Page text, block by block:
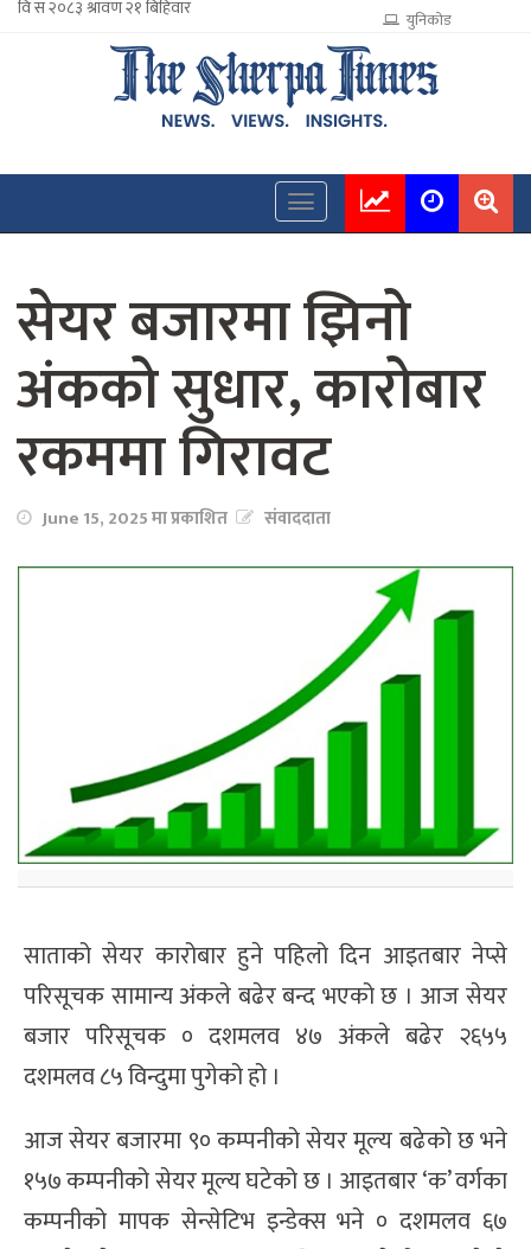
युनिकोड
सेयर बजारमा झिनो
अंकको सुधार, कारोबार
रकममा गिरावट
June 15, 2025 मा प्रकाशित संवाददाता
साताको सेयर कारोबार हुने पहिलो दिन आइतबार नेप्से
परिसूचक सामान्य अंकले बढेर बन्द भएको छ । आज सेयर
बजार परिसूचक ० दशमलव ४७ अंकले बढेर २६५५
दशमलव ८५ विन्दुमा पुगेको हो ।
आज सेयर बजारमा ९० कम्पनीको सेयर मूल्य बढेको छ भने
१५७ कम्पनीको सेयर मूल्य घटेको छ । आइतबार ‘क’ वर्गका
कम्पनीको मापक सेन्सेटिभ इन्डेक्स भने ० दशमलव ६७